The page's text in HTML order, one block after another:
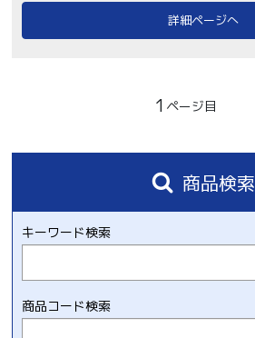
詳細ページへ
1
商品検索
キーワード検索
商品コード検索